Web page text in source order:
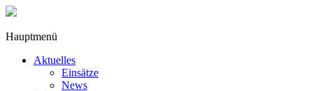
Hauptmenü
Aktuelles
Einsätze
News